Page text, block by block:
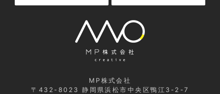
MP株式会社
〒432-8023静岡県浜松市中央区鴨江3-2-7